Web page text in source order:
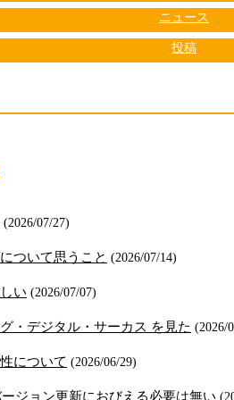
ニュース
投稿
(2026/07/27)
ついて思うこと (2026/07/14)
い (2026/07/07)
・デジタル・サーカス を見た (2026/
について (2026/06/29)
ジョン更新におびえる必要は無い